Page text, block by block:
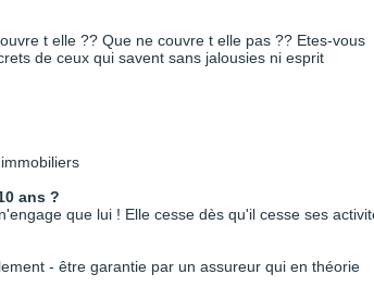
t elle ?? Que ne couvre t elle pas ?? Etes-vous
de ceux qui savent sans jalousies ni esprit
ans ?
que lui ! Elle cesse dès qu'il cesse ses
- être garantie par un assureur qui en théorie